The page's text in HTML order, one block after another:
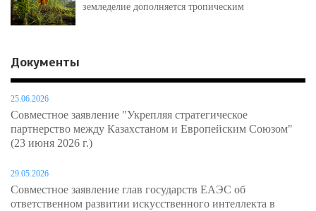
земледелие дополняется тропическим
Документы
25.06.2026
Совместное заявление "Укрепляя стратегическое
партнерство между Казахстаном и Европейским Союзом"
(23 июня 2026 г.)
29.05.2026
Совместное заявление глав государств ЕАЭС об
ответственном развитии искусственного интеллекта в